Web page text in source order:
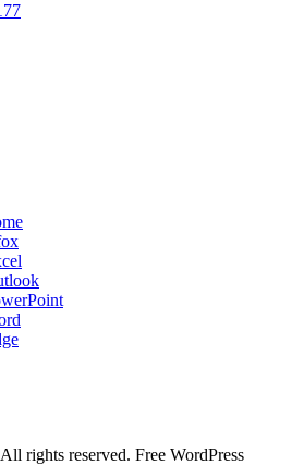
rights reserved. Free WordPress